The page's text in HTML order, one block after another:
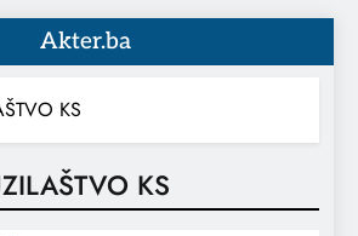
Akter.ba
KS
KS